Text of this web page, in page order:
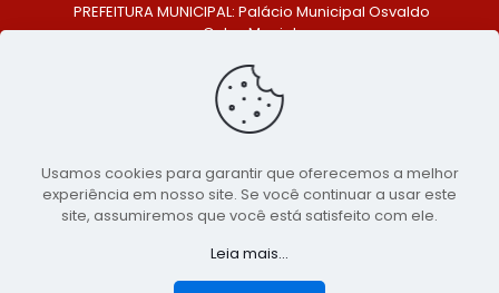
PREFEITURA MUNICIPAL: Palácio Municipal Osvaldo
Celso Maciel
Centro, São Bento do Una - PE. CEP: 553370-128
TELEFONE: (81) 99548-1569
E-MAIL: ouvidoria@saobentodouna.pe.gov.br
Copyright 2021-2026 - Assessoria de Comunicação da
Prefeitura de São Bento do Una - PE
publicidadeLumusWeb - Agência Digital
Usamos cookies para garantir que oferecemos a melhor
experiência em nosso site. Se você continuar a usar este
site, assumiremos que você está satisfeito com ele.
Leia mais...